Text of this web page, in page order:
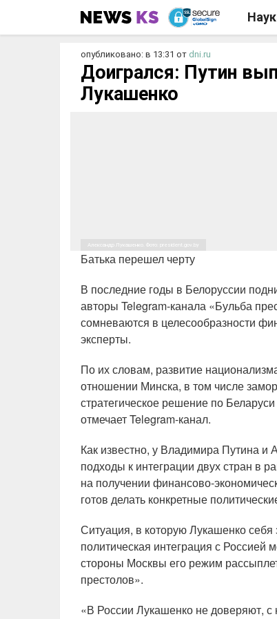
опубликовано: в 13:31 от dni.ru
Доигрался: Путин
Лукашенко
Александр Лукашенко. Фото: president.gov.by
Батька перешел черту
В последние годы в Белоруссии
авторы Telegram-канала «Бульба
сомневаются в целесообразности
эксперты.
По их словам, развитие
отношении Минска, в том числе
стратегическое решение по
отмечает Telegram-канал.
Как известно, у Владимира Путина и
подходы к интеграции двух стран в
на получении финансово-
готов делать конкретные
Ситуация, в которую Лукашенко себя
политическая интеграция с Россией
стороны Москвы его режим
престолов».
«В России Лукашенко не доверяют,